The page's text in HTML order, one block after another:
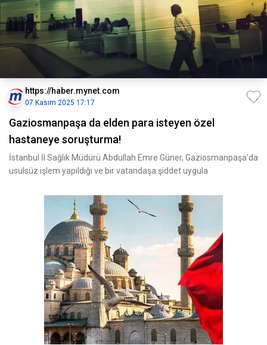
https://haber.mynet.com
07 Kasım 2025 17:17
Gaziosmanpaşa da elden para isteyen özel
hastaneye soruşturma!
İstanbul İl Sağlık Müdürü Abdullah Emre Güner, Gaziosmanpaşa'da
usulsüz işlem yapıldığı ve bir vatandaşa şiddet uygula